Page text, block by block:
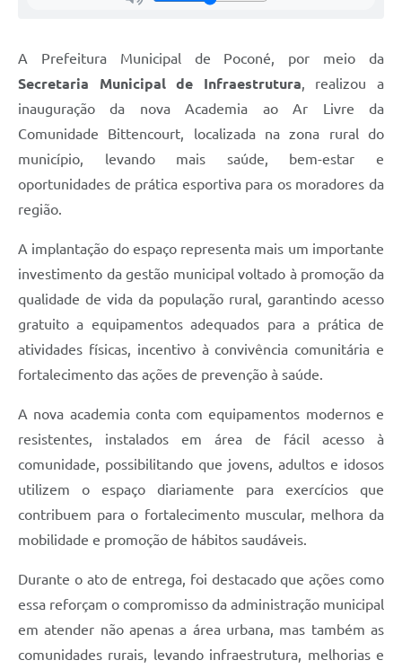
A Prefeitura Municipal de Poconé, por meio da
Secretaria Municipal de Infraestrutura, realizou a
inauguração da nova Academia ao Ar Livre da
Comunidade Bittencourt, localizada na zona rural do
município, levando mais saúde, bem-estar e
oportunidades de prática esportiva para os moradores da
região.
A implantação do espaço representa mais um importante
investimento da gestão municipal voltado à promoção da
qualidade de vida da população rural, garantindo acesso
gratuito a equipamentos adequados para a prática de
atividades físicas, incentivo à convivência comunitária e
fortalecimento das ações de prevenção à saúde.
A nova academia conta com equipamentos modernos e
resistentes, instalados em área de fácil acesso à
comunidade, possibilitando que jovens, adultos e idosos
utilizem o espaço diariamente para exercícios que
contribuem para o fortalecimento muscular, melhora da
mobilidade e promoção de hábitos saudáveis.
Durante o ato de entrega, foi destacado que ações como
essa reforçam o compromisso da administração municipal
em atender não apenas a área urbana, mas também as
comunidades rurais, levando infraestrutura, melhorias e